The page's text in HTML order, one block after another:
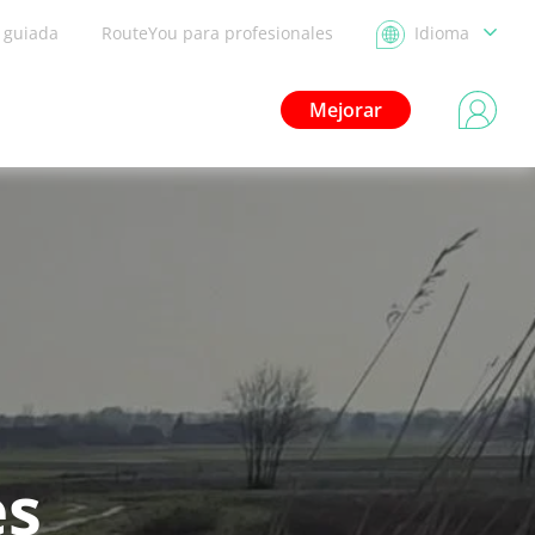
RouteYou para profesionales Idioma
Mejorar